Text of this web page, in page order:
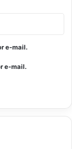
e-mail.
e-mail.